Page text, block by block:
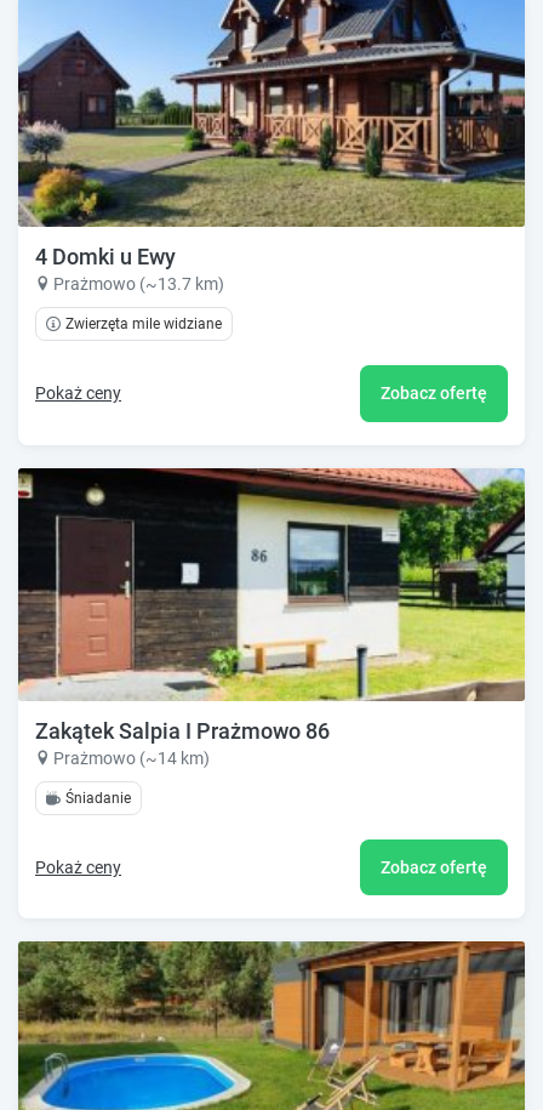
4 Domki u Ewy
Prażmowo (~13.7 km)
Zwierzęta mile widziane
Pokaż ceny Zobacz ofertę
Zakątek Salpia I Prażmowo 86
Prażmowo (~14 km)
Śniadanie
Pokaż ceny Zobacz ofertę